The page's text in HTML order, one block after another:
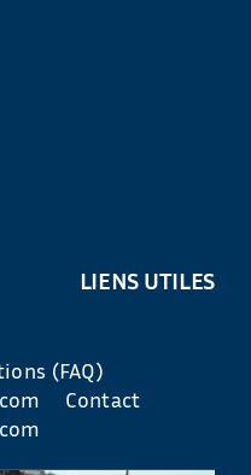
LIENS UTILES
(FAQ)
Contact